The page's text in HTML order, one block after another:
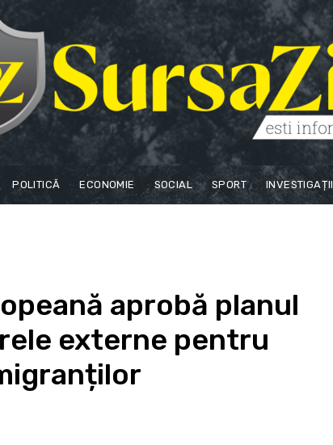
POLITICĂ ECONOMIE SOCIAL SPORT INVESTIGAȚII
aprobă planul
externe pentru